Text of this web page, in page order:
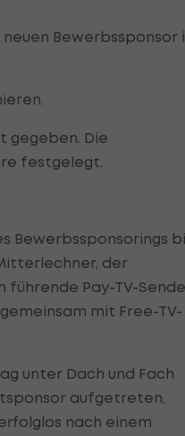
Bewerbssponsor
gegeben. Die
festgelegt.
Bewerbssponsorings
der
führende Pay-TV-
mit Free-TV-
unter Dach und Fach
aufgetreten,
nach einem